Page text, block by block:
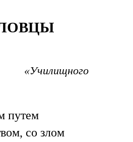
путем
со злом